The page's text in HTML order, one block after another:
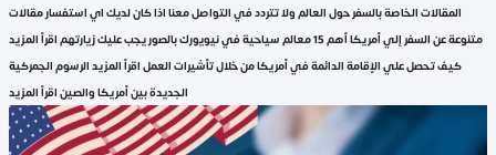
المقالات الخاصة بالسفر حول العالم ولا تتردد في التواصل معنا اذا كان لديك اي استفسار مقالات
متنوعة عن السفر إلي أمريكا أهم 15 معالم سياحية في نيويورك بالصور يجب عليك زيارتهم اقرأ المزيد
كيف تحصل علي الإقامة الدائمة في أمريكا من خلال تأشيرات العمل اقرأ المزيد الرسوم الجمركية
الجديدة بين أمريكا والصين اقرأ المزيد